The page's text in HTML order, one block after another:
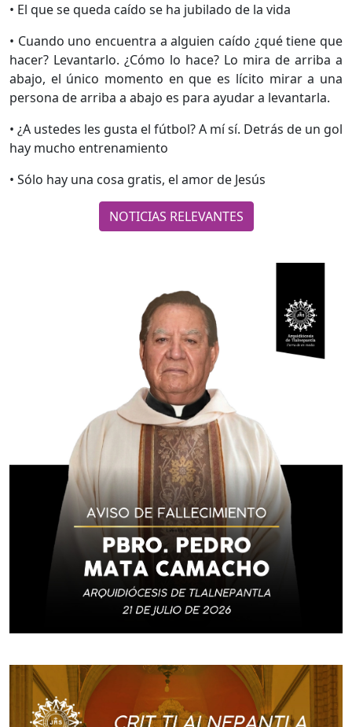
• El que se queda caído se ha jubilado de la vida
• Cuando uno encuentra a alguien caído ¿qué tiene que
hacer? Levantarlo. ¿Cómo lo hace? Lo mira de arriba a
abajo, el único momento en que es lícito mirar a una
persona de arriba a abajo es para ayudar a levantarla.
• ¿A ustedes les gusta el fútbol? A mí sí. Detrás de un gol
hay mucho entrenamiento
• Sólo hay una cosa gratis, el amor de Jesús
NOTICIAS RELEVANTES